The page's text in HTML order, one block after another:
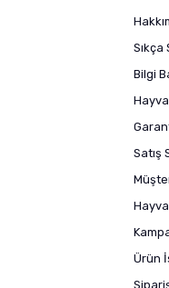
Bilgi
Satış
Ürün